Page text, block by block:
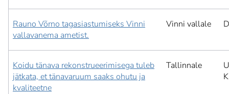
Rauno Võrno tagasiastumiseks Vinni
vallavanema ametist.
Vinni vallale
Koidu tänava rekonstrueerimisega tuleb
jätkata, et tänavaruum saaks ohutu ja
kvaliteetne
Tallinnale